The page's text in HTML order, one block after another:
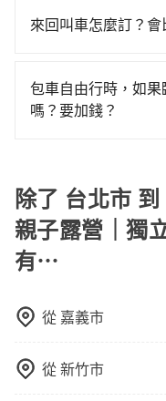
會遇到明明已經預約
雖然路邊隨租隨還看
域的限制，實際可停
通塞車時亦會加收延
事後也無法申訴退費
時還沒有規劃行程的
來回叫車怎麼訂？會
趟車的資訊，所以如
定。至於價格已經市
包車自由行時，如
嗎？要加錢？
行額外的費用收取。
出發前先與您進行確
我們會透過Email的方
心地享受旅步為您提供
除了 台北市 到
親子露營｜獨
有⋯
從 嘉義市
從新竹市